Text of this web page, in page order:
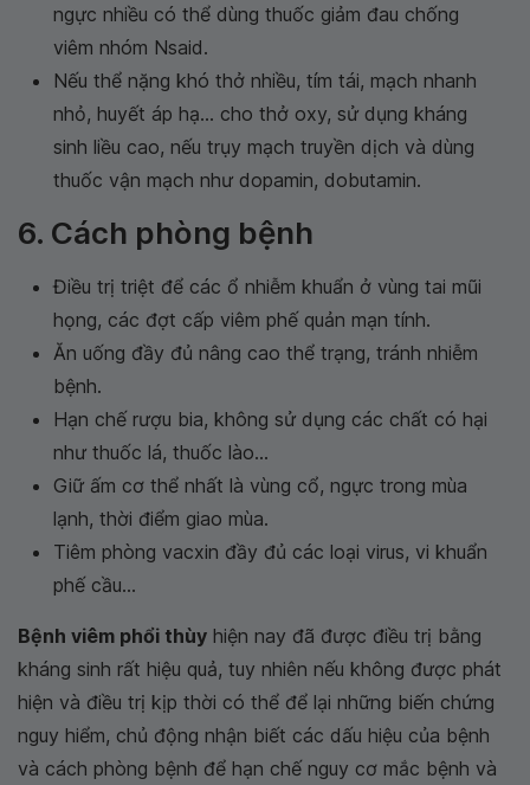
ngực nhiều có thể dùng thuốc giảm đau chống
viêm nhóm Nsaid.
Nếu thể nặng khó thở nhiều, tím tái, mạch nhanh
nhỏ, huyết áp hạ... cho thở oxy, sử dụng kháng
sinh liều cao, nếu trụy mạch truyền dịch và dùng
thuốc vận mạch như dopamin, dobutamin.
6. Cách phòng bệnh
Điều trị triệt để các ổ nhiễm khuẩn ở vùng tai mũi
họng, các đợt cấp viêm phế quản mạn tính.
Ăn uống đầy đủ nâng cao thể trạng, tránh nhiễm
bệnh.
Hạn chế rượu bia, không sử dụng các chất có hại
như thuốc lá, thuốc lào...
Giữ ấm cơ thể nhất là vùng cổ, ngực trong mùa
lạnh, thời điểm giao mùa.
Tiêm phòng vacxin đầy đủ các loại virus, vi khuẩn
phế cầu...
Bệnh viêm phổi thùy hiện nay đã được điều trị bằng
kháng sinh rất hiệu quả, tuy nhiên nếu không được phát
hiện và điều trị kịp thời có thể để lại những biến chứng
nguy hiểm, chủ động nhận biết các dấu hiệu của bệnh
và cách phòng bệnh để hạn chế nguy cơ mắc bệnh và